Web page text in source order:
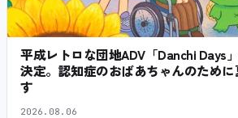
平成レトロな団地ADV「Danchi Days
決定。認知症のおばあちゃんのため
す
2026.08.06